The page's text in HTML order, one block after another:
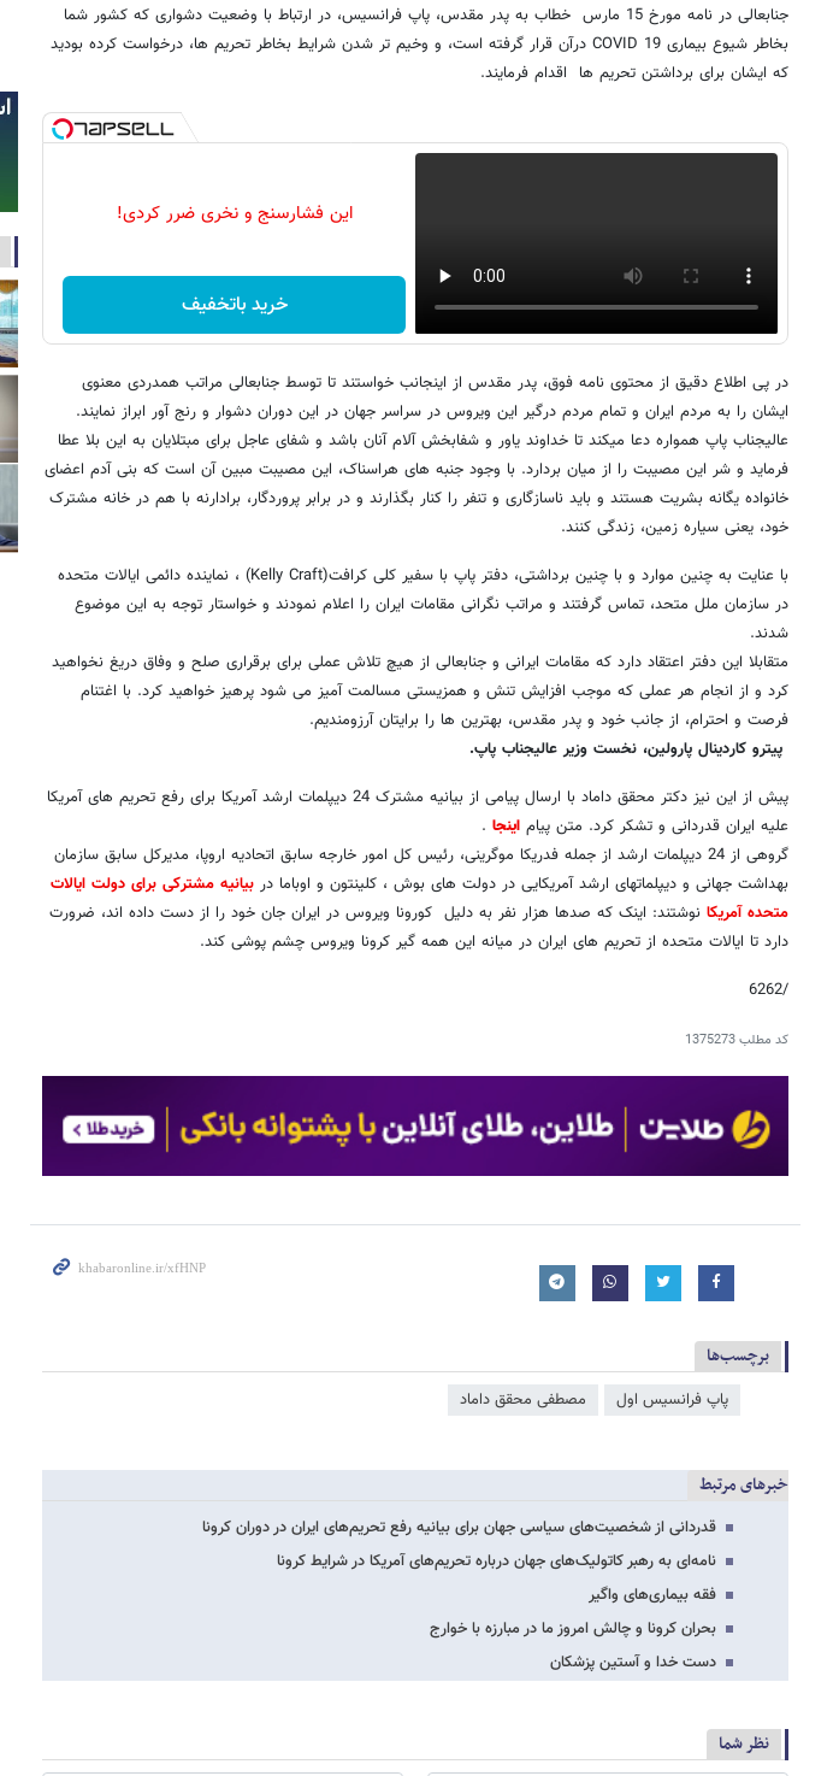
جنابعالی در نامه مورخ 15 مارس خطاب به پدر مقدس، پاپ فرانسیس، در ارتباط با وضعیت دشواری که کشور شما
بخاطر شیوع بیماری COVID 19 درآن قرار گرفته است، و وخیم تر شدن شرایط بخاطر تحریم ها، درخواست کرده بودید
که ایشان برای برداشتن تحریم ها اقدام فرمایند.
این فشارسنج و نخری ضرر کردی!
خرید باتخفیف
در پی اطلاع دقیق از محتوی نامه فوق، پدر مقدس از اینجانب خواستند تا توسط جنابعالی مراتب همدردی معنوی
ایشان را به مردم ایران و تمام مردم درگیر این ویروس در سراسر جهان در این دوران دشوار و رنج آور ابراز نمایند.
عالیجناب پاپ همواره دعا میکند تا خداوند یاور و شفابخش آلام آنان باشد و شفای عاجل برای مبتلایان به این بلا عطا
فرماید و شر این مصیبت را از میان بردارد. با وجود جنبه های هراسناک، این مصیبت مبین آن است که بنی آدم اعضای
خانواده یگانه بشریت هستند و باید ناسازگاری و تنفر را کنار بگذارند و در برابر پروردگار، برادارنه با هم در خانه مشترک
خود، یعنی سیاره زمین، زندگی کنند.
با عنایت به چنین موارد و با چنین برداشتی، دفتر پاپ با سفیر کلی کرافت(Kelly Craft) ، نماینده دائمی ایالات متحده
در سازمان ملل متحد، تماس گرفتند و مراتب نگرانی مقامات ایران را اعلام نمودند و خواستار توجه به این موضوع
شدند.
متقابلا این دفتر اعتقاد دارد که مقامات ایرانی و جنابعالی از هیچ تلاش عملی برای برقراری صلح و وفاق دریغ نخواهید
کرد و از انجام هر عملی که موجب افزایش تنش و همزیستی مسالمت آمیز می شود پرهیز خواهید کرد. با اغتنام
فرصت و احترام، از جانب خود و پدر مقدس، بهترین ها را برایتان آرزومندیم.
پیترو کاردینال پارولین، نخست وزیر عالیجناب پاپ.
پیش از این نیز دکتر محقق داماد
با ارسال پیامی از بیانیه مشترک 24 دیپلمات ارشد آمریکا برای رفع تحریم های آمریکا
علیه ایران قدردانی و تشکر کرد. متن پیام اینجا .
گروهی از 24 دیپلمات ارشد از جمله فدریکا موگرینی، رئیس کل امور خارجه سابق اتحادیه اروپا، مدیرکل سابق سازمان
بهداشت جهانی و دیپلماتهای ارشد آمریکایی در دولت های بوش ، کلینتون و اوباما در بیانیه مشترکی برای دولت ایالات
متحده آمریکا نوشتند: اینک که صدها هزار نفر به دلیل کورونا ویروس در ایران جان خود را از دست داده اند، ضرورت
دارد تا ایالات متحده از تحریم های ایران در میانه این همه گیر کرونا ویروس چشم پوشی کند.
/6262
کد مطلب1375273
برچسب‌ها
پاپ فرانسیس اول مصطفی محقق داماد
خبرهای مرتبط
قدردانی از شخصیت‌های سیاسی جهان برای بیانیه رفع تحریم‌های ایران در دوران کرونا
نامه‌ای به رهبر کاتولیک‌های جهان درباره تحریم‌های آمریکا در شرایط کرونا
فقه بیماری‌های واگیر
بحران کرونا و چالش امروز ما در مبارزه با خوارج
دست خدا و آستین پزشکان
نظر شما